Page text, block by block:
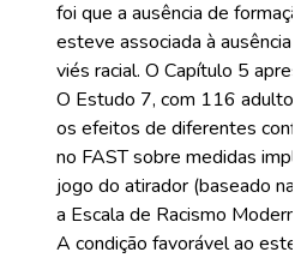
foi que a ausência de
esteve associada à ausência
viés racial. O Capítulo 5
O Estudo 7, com 116
os efeitos de diferentes
no FAST sobre medidas
jogo do atirador (baseado na
a Escala de Racismo
A condição favorável ao